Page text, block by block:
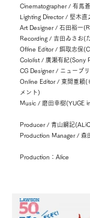
Cinematographer / 有馬
Lighting Director / 堅木直
Art Designer / 石田裕一
Recording / 吉田ゐさお(
Ofline Editor / 餌取志保
Cololist / 廣瀬有紀(Sony
CG Designer / ニューブ
Online Editor / 東間重頼(
メント)
Music / 磨田幸樹(YUGE
Producer / 青山綱記
Production Manager / 森
Production：Alice